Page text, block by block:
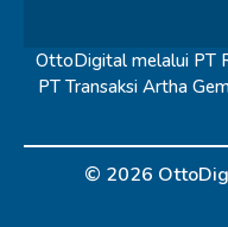
OttoDigital melalui PT
PT Transaksi Artha
© 2026